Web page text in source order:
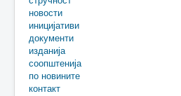
новости
иницијативи
документи
изданија
соопштенија
по новините
контакт